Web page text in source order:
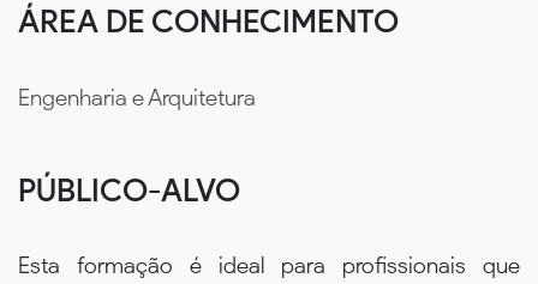
ÁREA DE CONHECIMENTO
Engenharia e Arquitetura
PÚBLICO-ALVO
Esta formação é ideal para profissionais que